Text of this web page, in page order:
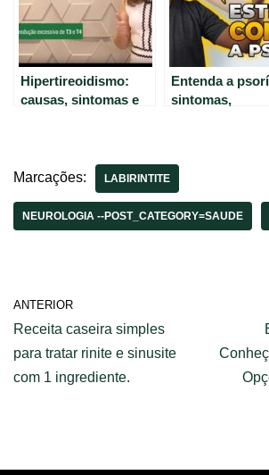
Hipertireoidismo:
causas, sintomas e
Entenda a
sintomas,
Marcações: LABIRINTITE
NEUROLOGIA --POST_CATEGORY=SAUDE
ANTERIOR
Receita caseira simples
para tratar rinite e sinusite
com 1 ingrediente.